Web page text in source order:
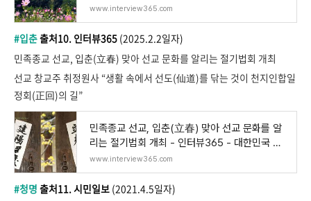
한민국
www.interview365.com
#입춘출처10. 인터뷰365 (2025.2.2일자)
민족종교 선교, 입춘(立春) 맞아 선교 문화를 알리는 절기법회 개최
선교 창교주 취정원사 “생활 속에서 선도(仙道)를 닦는 것이 천지인합일
정회(正回)의 길”
민족종교 선교, 입춘(立春) 맞아 선교 문화를 알
리는 절기법회 개최 - 인터뷰365 - 대한민국 인
터
www.interview365.com
#청명 출처11. 시민일보 (2021.4.5일자)